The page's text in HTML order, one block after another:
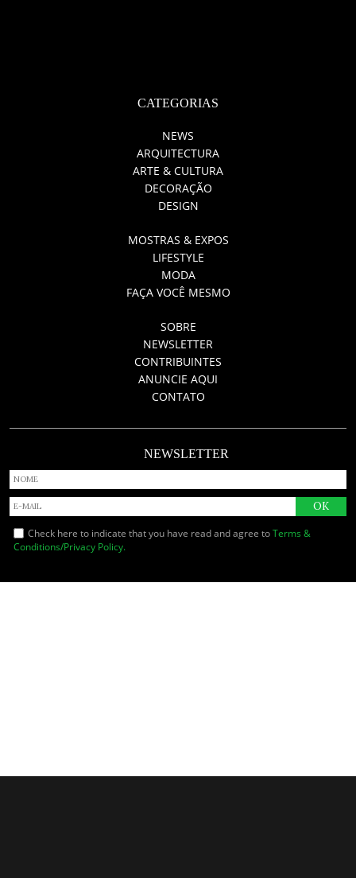
CATEGORIAS
NEWS
ARQUITECTURA
ARTE & CULTURA
DECORAÇÃO
DESIGN
MOSTRAS & EXPOS
LIFESTYLE
MODA
FAÇA VOCÊ MESMO
SOBRE
NEWSLETTER
CONTRIBUINTES
ANUNCIE AQUI
CONTATO
NEWSLETTER
Check here to indicate that you have read and agree toTerms &
Conditions/Privacy Policy.